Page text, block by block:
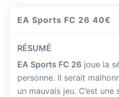
EA Sports FC 2640€
RÉSUMÉ
EA Sports FC 26 joue la
personne. Il serait
un mauvais jeu. C’est